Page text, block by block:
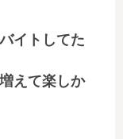
イトしてた
えて楽しか